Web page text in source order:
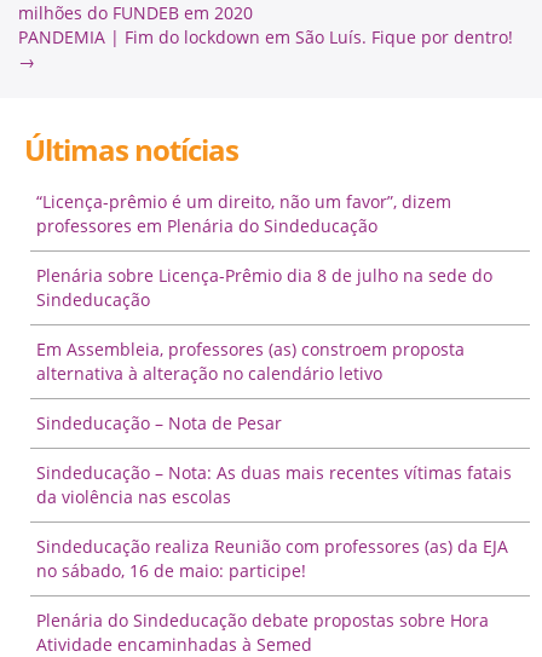
milhões do FUNDEB em 2020
PANDEMIA | Fim do lockdown em São Luís. Fique por dentro!
→
Últimas notícias
“Licença-prêmio é um direito, não um favor”, dizem
professores em Plenária do Sindeducação
Plenária sobre Licença-Prêmio dia 8 de julho na sede do
Sindeducação
Em Assembleia, professores (as) constroem proposta
alternativa à alteração no calendário letivo
Sindeducação – Nota de Pesar
Sindeducação – Nota: As duas mais recentes vítimas fatais
da violência nas escolas
Sindeducação realiza Reunião com professores (as) da EJA
no sábado, 16 de maio: participe!
Plenária do Sindeducação debate propostas sobre Hora
Atividade encaminhadas à Semed